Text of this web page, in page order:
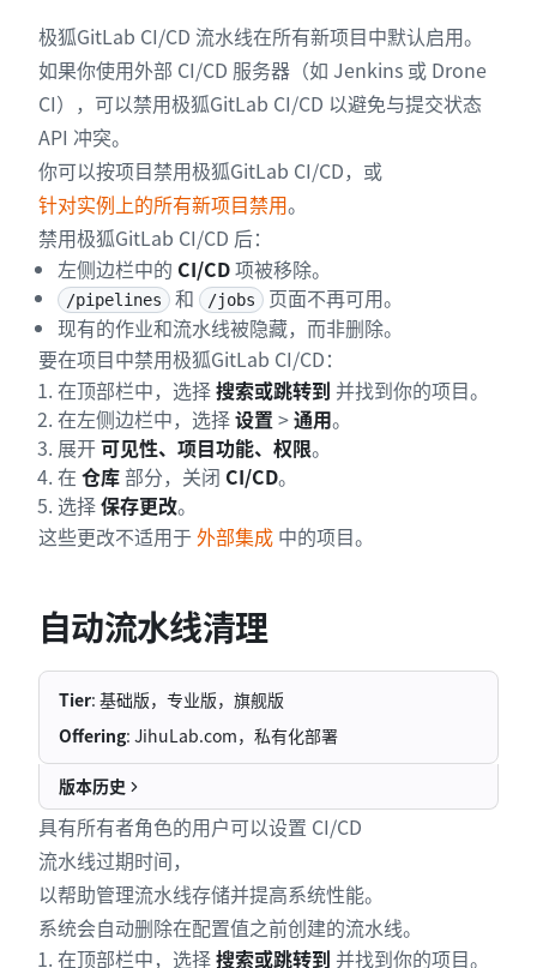
极狐GitLab CI/CD 流水线在所有新项目中默认启用。
如果你使用外部 CI/CD 服务器（如 Jenkins 或 Drone
CI），可以禁用极狐GitLab CI/CD 以避免与提交状态
API 冲突。
你可以按项目禁用极狐GitLab CI/CD，或
针对实例上的所有新项目禁用。
禁用极狐GitLab CI/CD 后：
左侧边栏中的 CI/CD项被移除。
/pipelines 和 /jobs
页面不再可用。
现有的作业和流水线被隐藏，而非删除。
要在项目中禁用极狐GitLab CI/CD：
在顶部栏中，选择搜索或跳转到 并找到你的项目。
在左侧边栏中，选择设置 >通用。
展开可见性、项目功能、权限。
在 仓库部分，关闭 CI/CD。
选择保存更改。
这些更改不适用于 外部集成 中的项目。
自动流水线清理
Tier: 基础版，专业版，旗舰版
Offering: JihuLab.com，私有化部署
版本历史
具有所有者角色的用户可以设置 CI/CD
流水线过期时间，
以帮助管理流水线存储并提高系统性能。
系统会自动删除在配置值之前创建的流水线。
在顶部栏中，选择搜索或跳转到 并找到你的项目。